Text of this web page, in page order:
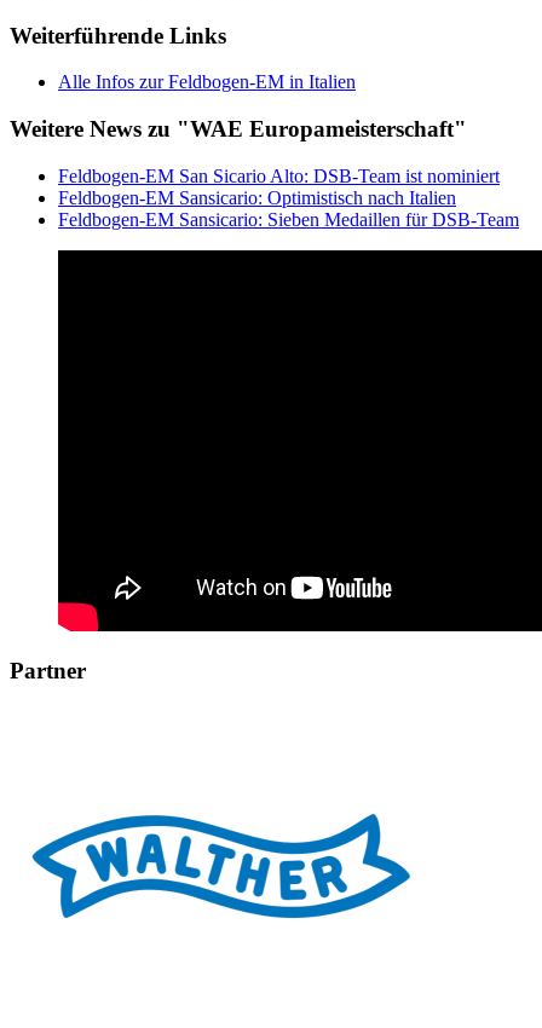
Weiterführende Links
Alle Infos zur Feldbogen-EM in Italien
Weitere News zu "WAE Europameisterschaft"
Feldbogen-EM San Sicario Alto: DSB-Team ist nominiert
Feldbogen-EM Sansicario: Optimistisch nach Italien
Feldbogen-EM Sansicario: Sieben Medaillen für DSB-Team
Partner